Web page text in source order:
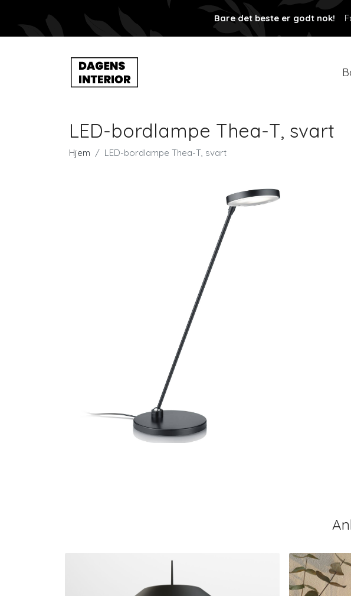
Bare det beste er godt nok!
LED-bordlampe Thea-T, svart
Hjem LED-bordlampe Thea-T, svart